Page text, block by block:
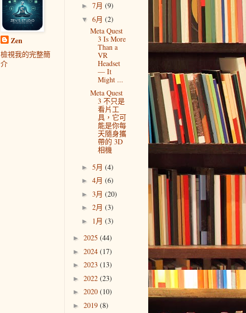
Zen
檢視我的完整簡
介
► 7月 (9)
▼ 6月 (2)
Meta Quest
3 Is More
Than a
VR
Headset
— It
Might ...
Meta Quest
3 不只是
看片工
具，它可
能是你每
天隨身攜
帶的 3D
相機
► 5月 (4)
► 4月 (6)
► 3月 (20)
► 2月 (3)
► 1月 (3)
► 2025 (44)
► 2024 (17)
► 2023 (13)
► 2022 (23)
► 2020 (10)
► 2019 (8)